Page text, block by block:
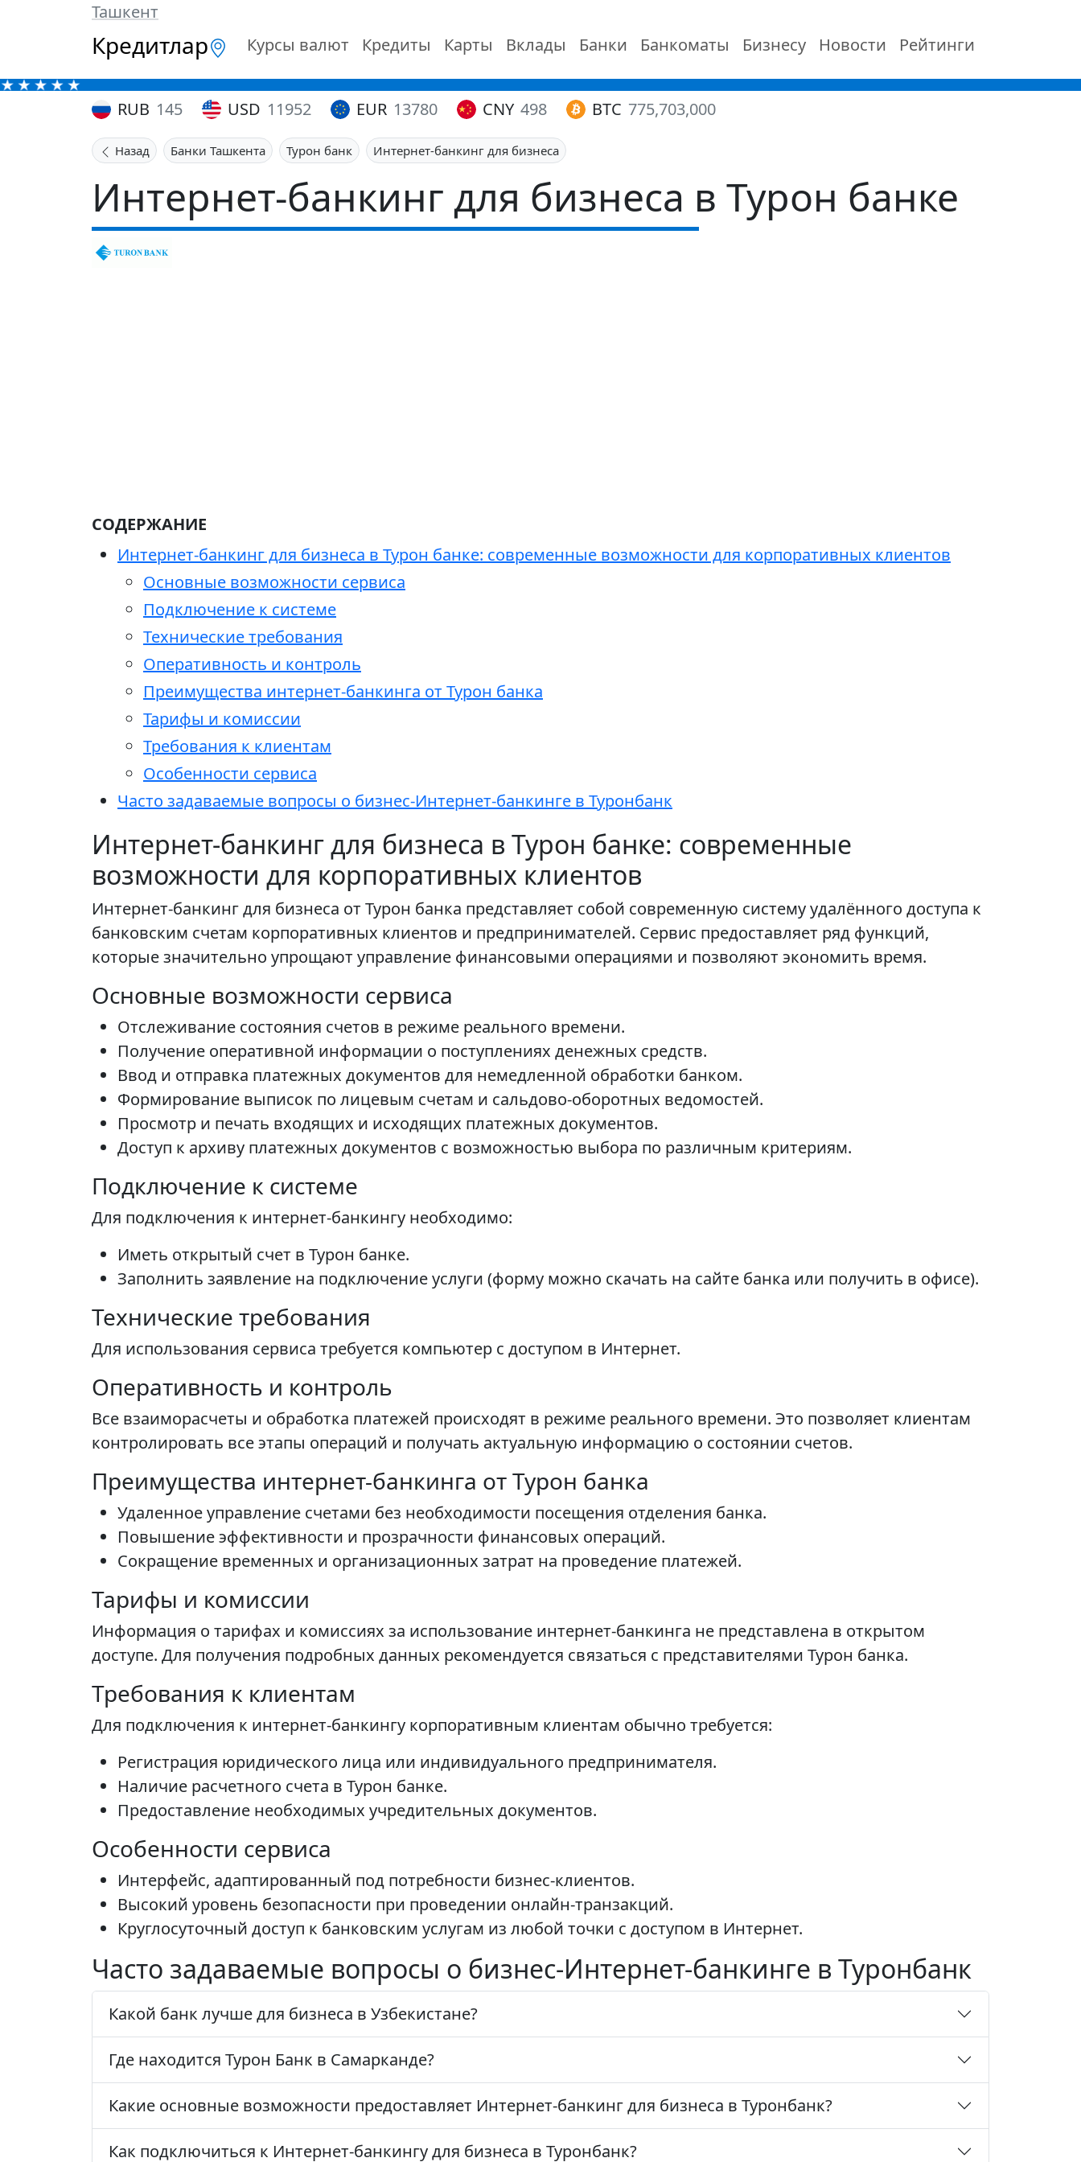
Ташкент
Кредитлар Курсы валют Кредиты Карты Вклады Банки Банкоматы Бизнесу Новости Рейтинги
RUB 145 USD 11952 EUR 13780 CNY 498 BTC 775,703,000
Назад Банки Ташкента Турон банк Интернет-банкинг для бизнеса
Интернет-банкинг для бизнеса в Турон банке
СОДЕРЖАНИЕ
Интернет-банкинг для бизнеса в Турон банке: современные возможности для корпоративных клиентов
Основные возможности сервиса
Подключение к системе
Технические требования
Оперативность и контроль
Преимущества интернет-банкинга от Турон банка
Тарифы и комиссии
Требования к клиентам
Особенности сервиса
Часто задаваемые вопросы о бизнес-Интернет-банкинге в Туронбанк
Интернет-банкинг для бизнеса в Турон банке: современные
возможности для корпоративных клиентов
Интернет-банкинг для бизнеса от Турон банка представляет собой современную систему удалённого доступа к
банковским счетам корпоративных клиентов и предпринимателей. Сервис предоставляет ряд функций,
которые значительно упрощают управление финансовыми операциями и позволяют экономить время.
Основные возможности сервиса
Отслеживание состояния счетов в режиме реального времени.
Получение оперативной информации о поступлениях денежных средств.
Ввод и отправка платежных документов для немедленной обработки банком.
Формирование выписок по лицевым счетам и сальдово-оборотных ведомостей.
Просмотр и печать входящих и исходящих платежных документов.
Доступ к архиву платежных документов с возможностью выбора по различным критериям.
Подключение к системе
Для подключения к интернет-банкингу необходимо:
Иметь открытый счет в Турон банке.
Заполнить заявление на подключение услуги (форму можно скачать на сайте банка или получить в офисе).
Технические требования
Для использования сервиса требуется компьютер с доступом в Интернет.
Оперативность и контроль
Все взаиморасчеты и обработка платежей происходят в режиме реального времени. Это позволяет клиентам
контролировать все этапы операций и получать актуальную информацию о состоянии счетов.
Преимущества интернет-банкинга от Турон банка
Удаленное управление счетами без необходимости посещения отделения банка.
Повышение эффективности и прозрачности финансовых операций.
Сокращение временных и организационных затрат на проведение платежей.
Тарифы и комиссии
Информация о тарифах и комиссиях за использование интернет-банкинга не представлена в открытом
доступе. Для получения подробных данных рекомендуется связаться с представителями Турон банка.
Требования к клиентам
Для подключения к интернет-банкингу корпоративным клиентам обычно требуется:
Регистрация юридического лица или индивидуального предпринимателя.
Наличие расчетного счета в Турон банке.
Предоставление необходимых учредительных документов.
Особенности сервиса
Интерфейс, адаптированный под потребности бизнес-клиентов.
Высокий уровень безопасности при проведении онлайн-транзакций.
Круглосуточный доступ к банковским услугам из любой точки с доступом в Интернет.
Часто задаваемые вопросы о бизнес-Интернет-банкинге в Туронбанк
Какой банк лучше для бизнеса в Узбекистане?
Где находится Турон Банк в Самарканде?
Какие основные возможности предоставляет Интернет-банкинг для бизнеса в Туронбанк?
Как подключиться к Интернет-банкингу для бизнеса в Туронбанк?